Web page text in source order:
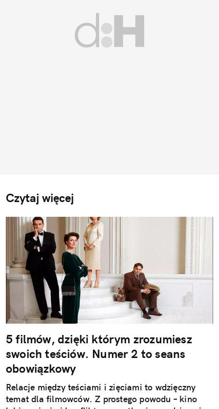
Czytaj więcej
5 filmów, dzięki którym zrozumiesz
swoich teściów. Numer 2 to seans
obowiązkowy
Relacje między teściami i zięciami to wdzięczny
temat dla filmowców. Z prostego powodu – kino